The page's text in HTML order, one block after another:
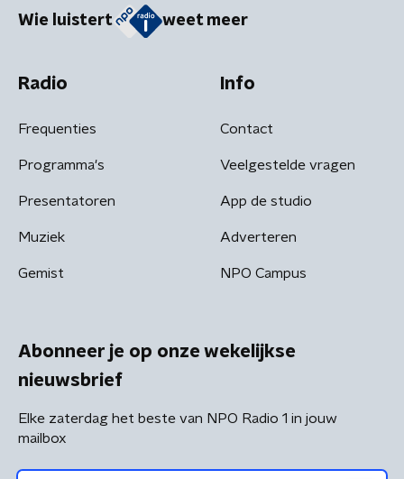
Wie luistert weet meer
Radio
Frequenties
Programma's
Presentatoren
Muziek
Gemist
Info
Contact
Veelgestelde vragen
App de studio
Adverteren
NPO Campus
Abonneer je op onze wekelijkse
nieuwsbrief
Elke zaterdag het beste van NPO Radio 1 in jouw
mailbox